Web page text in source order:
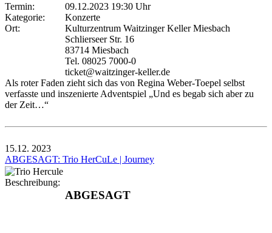
Termin:
09.12.2023 19:30 Uhr
Kategorie:
Konzerte
Ort:
Kulturzentrum Waitzinger Keller Miesbach
Schlierseer Str. 16
83714 Miesbach
Tel. 08025 7000-0
ticket@waitzinger-keller.de
Als roter Faden zieht sich das von Regina Weber-Toepel selbst
verfasste und inszenierte Adventspiel „Und es begab sich aber zu
der Zeit…“
15.12. 2023
ABGESAGT: Trio HerCuLe | Journey
Beschreibung:
ABGESAGT